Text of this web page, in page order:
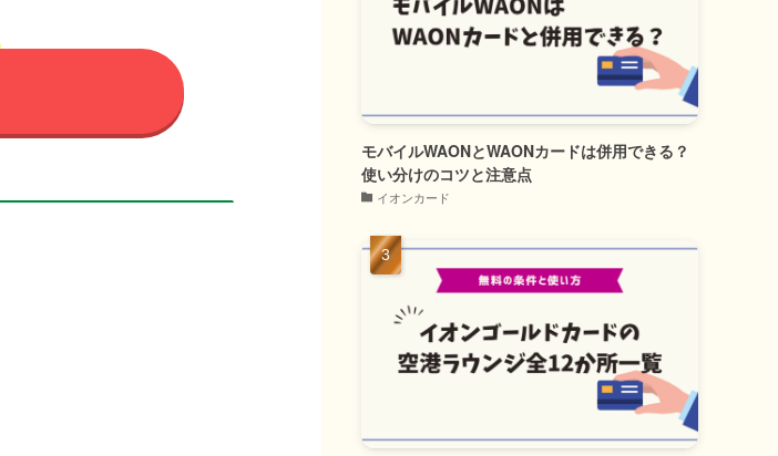
モバイルWAONとWAONカードは併用できる？
使い分けのコツと注意点
イオンカード